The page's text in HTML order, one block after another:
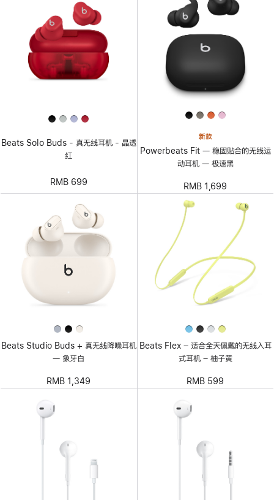
Beats Solo Buds - 真无线耳机 - 晶透
红
RMB 699
新款
Powerbeats Fit — 稳固贴合的无线运
动耳机 — 极速黑
RMB 1,699
Beats Studio Buds + 真无线降噪耳机
— 象牙白
RMB 1,349
Beats Flex – 适合全天佩戴的无线入耳
式耳机 – 柚子黄
RMB 599